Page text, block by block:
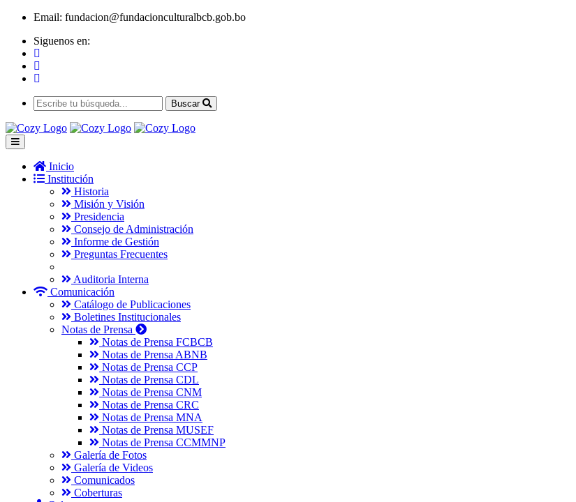
Email: fundacion@fundacionculturalbcb.gob.bo
Siguenos en:
Buscar
Inicio
Institución
Historia
Misión y Visión
Presidencia
Consejo de Administración
Informe de Gestión
Preguntas Frecuentes
Auditoria Interna
Comunicación
Catálogo de Publicaciones
Boletines Institucionales
Notas de Prensa
Notas de Prensa FCBCB
Notas de Prensa ABNB
Notas de Prensa CCP
Notas de Prensa CDL
Notas de Prensa CNM
Notas de Prensa CRC
Notas de Prensa MNA
Notas de Prensa MUSEF
Notas de Prensa CCMMNP
Galería de Fotos
Galería de Videos
Comunicados
Coberturas